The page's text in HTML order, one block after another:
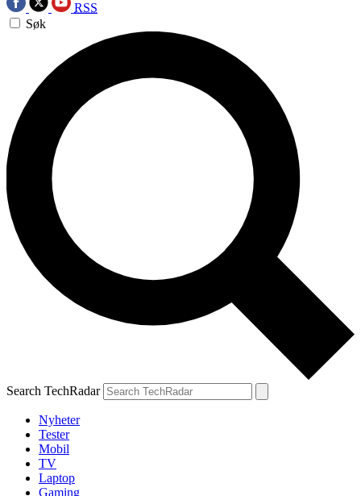
RSS
Søk
Search TechRadar
Nyheter
Tester
Mobil
TV
Laptop
Gaming